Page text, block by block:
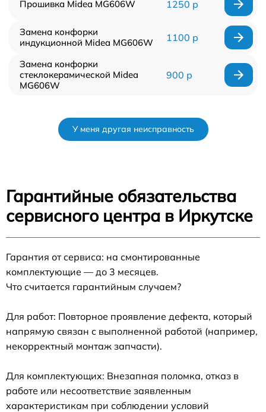
Прошивка Midea MG606W 1250 р
Замена конфорки
индукционной Midea MG606W
1100 р
Замена конфорки
стеклокерамической Midea
MG606W
900 р
У меня другая неисправность
Гарантийные обязательства
сервисного центра в Иркутске
Гарантия от сервиса: на смонтированные
комплектующие — до 3 месяцев.
Что считается гарантийным случаем?
Для работ: Повторное проявление дефекта, который
напрямую связан с выполненной работой (например,
некорректный монтаж запчасти).
Для комплектующих: Внезапная поломка, отказ в
работе или несоответствие заявленным
характеристикам при соблюдении условий